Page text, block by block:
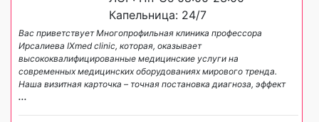
Капельница: 24/7
Вас приветствует Многопрофильная клиника профессора
Ирсалиева IXmed clinic, которая, оказывает
высококвалифицированные медицинские услуги на
современных медицинских оборудованиях мирового тренда.
Наша визитная карточка – точная постановка диагноза, эффект
...